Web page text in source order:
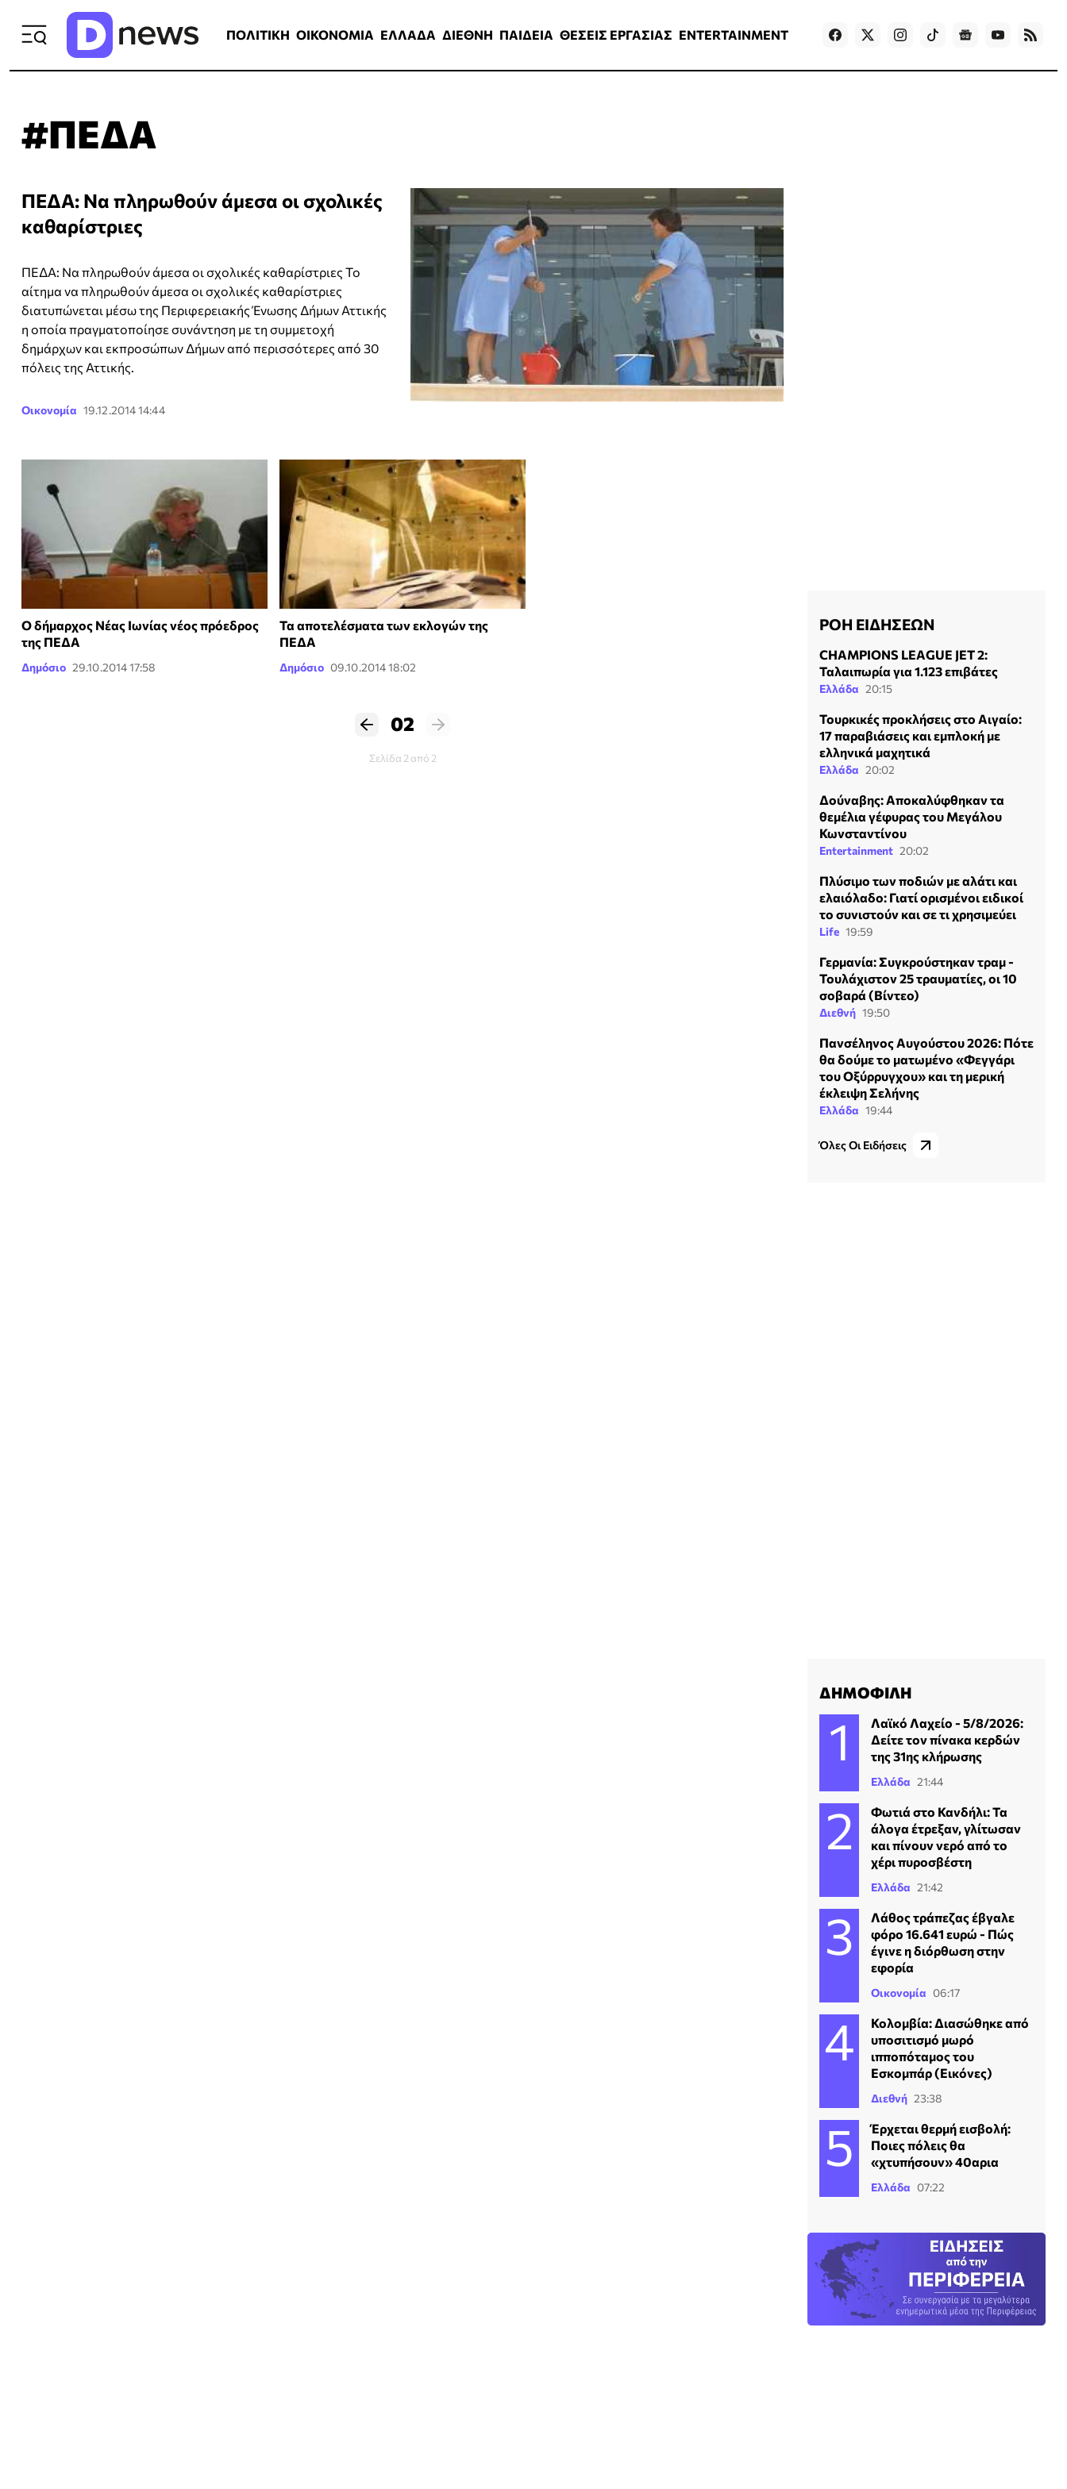
ΠΟΛΙΤΙΚΗ ΟΙΚΟΝΟΜΙΑ ΕΛΛΑΔΑ ΔΙΕΘΝΗ ΠΑΙΔΕΙΑ ΘΕΣΕΙΣ ΕΡΓΑΣΙΑΣ ENTERTAINMENT Games
#ΠΕΔΑ
ΠΕΔΑ: Να πληρωθούν άμεσα οι σχολικές
καθαρίστριες
ΠΕΔΑ: Να πληρωθούν άμεσα οι σχολικές καθαρίστριες Το
αίτημα να πληρωθούν άμεσα οι σχολικές καθαρίστριες
διατυπώνεται μέσω της Περιφερειακής Ένωσης Δήμων Αττικής
η οποία πραγματοποίησε συνάντηση με τη συμμετοχή
δημάρχων και εκπροσώπων Δήμων από περισσότερες από 30
πόλεις της Αττικής.
Οικονομία 19.12.2014 14:44
Ο δήμαρχος Νέας Ιωνίας νέος πρόεδρος
της ΠΕΔΑ
Δημόσιο 29.10.2014 17:58
Τα αποτελέσματα των εκλογών της
ΠΕΔΑ
Δημόσιο 09.10.2014 18:02
02
Σελίδα 2 από 2
ΡΟΗ ΕΙΔΗΣΕΩΝ
CHAMPIONS LEAGUE JET 2:
Ταλαιπωρία για 1.123 επιβάτες
Ελλάδα 20:15
Τουρκικές προκλήσεις στο Αιγαίο:
17 παραβιάσεις και εμπλοκή με
ελληνικά μαχητικά
Ελλάδα 20:02
Δούναβης: Αποκαλύφθηκαν τα
θεμέλια γέφυρας του Μεγάλου
Κωνσταντίνου
Entertainment 20:02
Πλύσιμο των ποδιών με αλάτι και
ελαιόλαδο: Γιατί ορισμένοι ειδικοί
το συνιστούν και σε τι χρησιμεύει
Life 19:59
Γερμανία: Συγκρούστηκαν τραμ -
Τουλάχιστον 25 τραυματίες, οι 10
σοβαρά (Βίντεο)
Διεθνή 19:50
Πανσέληνος Αυγούστου 2026: Πότε
θα δούμε το ματωμένο «Φεγγάρι
του Οξύρρυγχου» και τη μερική
έκλειψη Σελήνης
Ελλάδα 19:44
Όλες Οι Ειδήσεις
ΔΗΜΟΦΙΛΗ
Λαϊκό Λαχείο - 5/8/2026:
Δείτε τον πίνακα κερδών
της 31ης κλήρωσης
Ελλάδα 21:44
Φωτιά στο Κανδήλι: Τα
άλογα έτρεξαν, γλίτωσαν
και πίνουν νερό από το
χέρι πυροσβέστη
Ελλάδα 21:42
Λάθος τράπεζας έβγαλε
φόρο 16.641 ευρώ - Πώς
έγινε η διόρθωση στην
εφορία
Οικονομία 06:17
Κολομβία: Διασώθηκε από
υποσιτισμό μωρό
ιπποπόταμος του
Εσκομπάρ (Εικόνες)
Διεθνή 23:38
Έρχεται θερμή εισβολή:
Ποιες πόλεις θα
«χτυπήσουν» 40αρια
Ελλάδα 07:22